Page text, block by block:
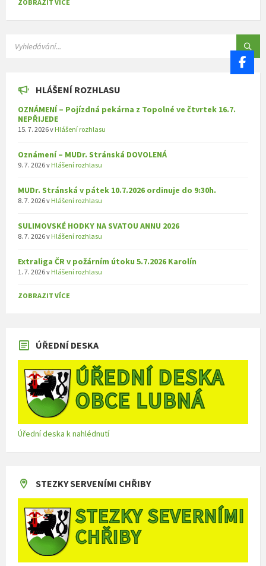
ZOBRAZIT VÍCE
HLÁŠENÍ ROZHLASU
OZNÁMENÍ – Pojízdná pekárna z Topolné ve čtvrtek 16.7.
NEPŘIJEDE
15. 7. 2026v Hlášení rozhlasu
Oznámení – MUDr. Stránská DOVOLENÁ
9. 7. 2026v Hlášení rozhlasu
MUDr. Stránská v pátek 10.7.2026 ordinuje do 9:30h.
8. 7. 2026v Hlášení rozhlasu
SULIMOVSKÉ HODKY NA SVATOU ANNU 2026
8. 7. 2026v Hlášení rozhlasu
Extraliga ČR v požárním útoku 5.7.2026 Karolín
1. 7. 2026v Hlášení rozhlasu
ZOBRAZIT VÍCE
ÚŘEDNÍ DESKA
Úřední deska k nahlédnutí
STEZKY SERVENÍMI CHŘIBY